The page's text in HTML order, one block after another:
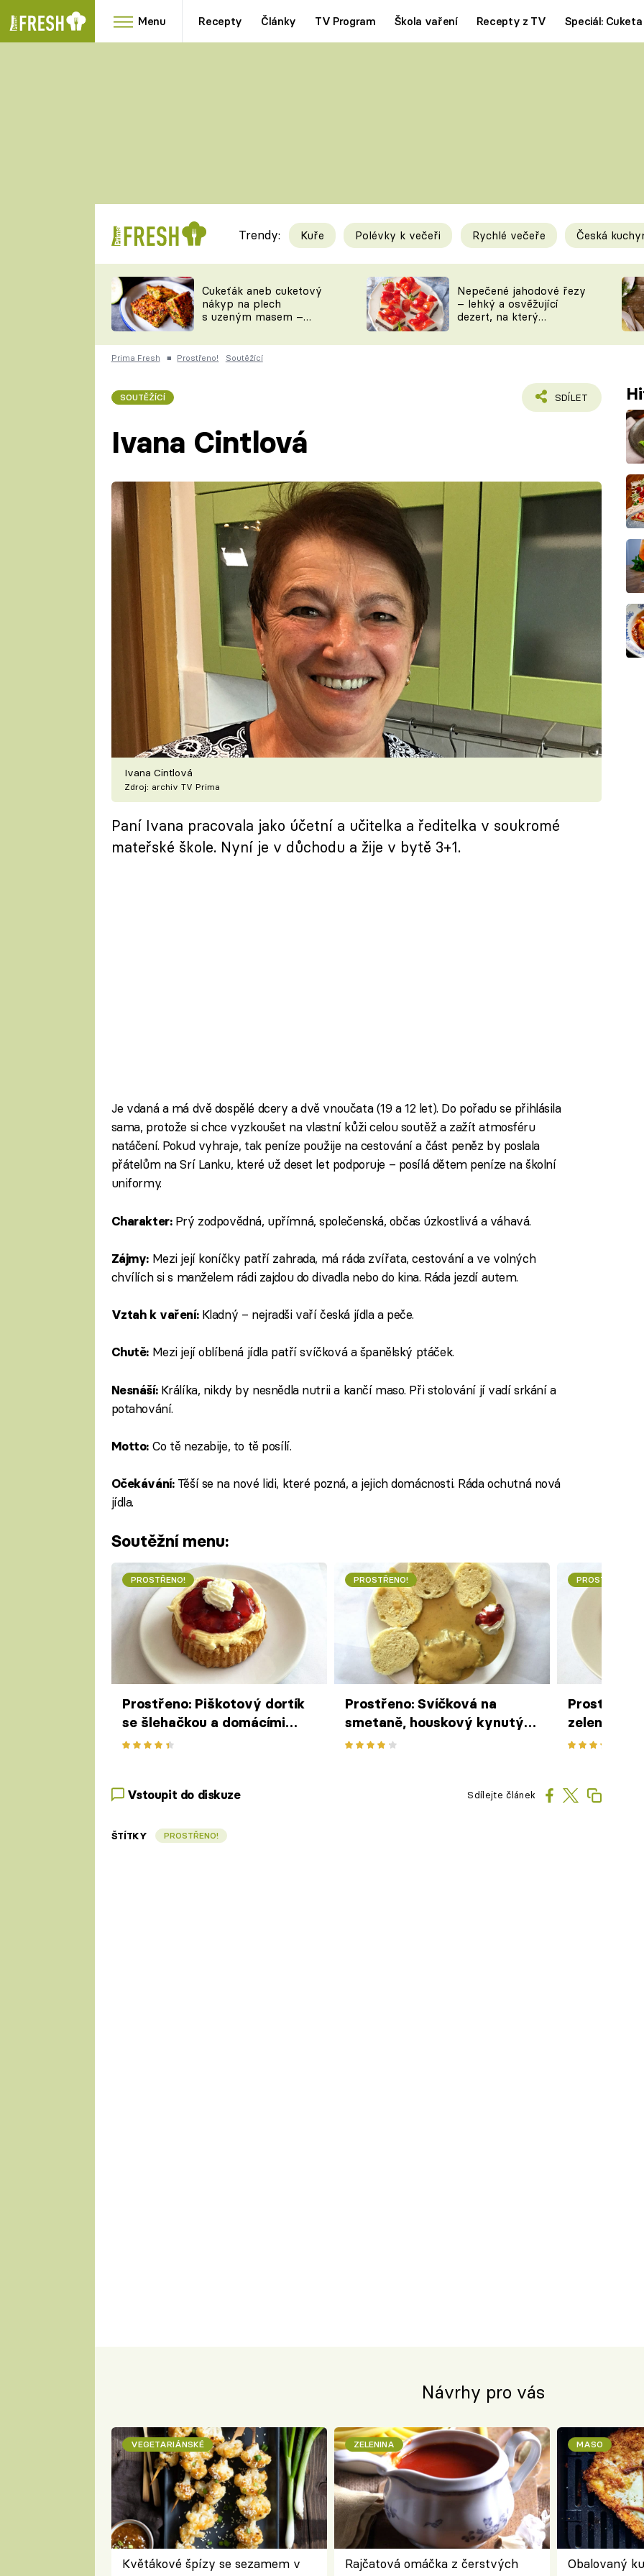
Menu Recepty Články TV Program Škola vaření Recepty z TV Speciál: Cuketa
RYCHLOVKY
Videorecepty
TEĎ VAŘÍ ŠÉF!
ČESKO NA TALÍŘI
Tipy a triky
KAM ZA JÍDLEM
VYCHYTÁVKY
ČASOPIS
Trendy: Kuře Polévky k večeři Rychlé večeře Česká
Cukeťák aneb cuketový
nákyp na plech
s uzeným masem –
zpracovat přerostlé
cukety
Nepečené jahodové řezy
– lehký a osvěžující
dezert, na který
Prima Fresh ■ Prostřeno! Soutěžící
SOUTĚŽÍCÍ SDÍLET
Ivana Cintlová
Ivana Cintlová
Zdroj: archiv TV Prima
Paní Ivana pracovala jako účetní a učitelka a ředitelka v soukromé
mateřské škole. Nyní je v důchodu a žije v bytě 3+1.
Je vdaná a má dvě dospělé dcery a dvě vnoučata (19 a 12 let). Do pořadu se přihlásila
sama, protože si chce vyzkoušet na vlastní kůži celou soutěž a zažít atmosféru
natáčení. Pokud vyhraje, tak peníze použije na cestování a část peněz by poslala
přátelům na Srí Lanku, které už deset let podporuje – posílá dětem peníze na školní
uniformy.
Charakter: Prý zodpovědná, upřímná, společenská, občas úzkostlivá a váhavá.
Zájmy: Mezi její koníčky patří zahrada, má ráda zvířata, cestování a ve volných
chvílích si s manželem rádi zajdou do divadla nebo do kina. Ráda jezdí autem.
Vztah k vaření: Kladný – nejradši vaří česká jídla a peče.
Chutě:Mezi její oblíbená jídla patří svíčková a španělský ptáček.
Nesnáší: Králíka, nikdy by nesnědla nutrii a kančí maso. Při stolování jí vadí srkání a
potahování.
Motto: Co tě nezabije, to tě posílí.
Očekávání: Těší se na nové lidi, které pozná, a jejich domácnosti. Ráda ochutná nová
jídla.
Soutěžní menu:
PROSTŘENO!
Prostřeno: Piškotový dortík
se šlehačkou a domácími
jahodami
PROSTŘENO!
Prostřeno: Svíčková na
smetaně, houskový kynutý
knedlík
PROSTŘENO!
Prostřeno:
zeleninou a
drobením
Vstoupit do diskuze Sdílejte článek
ŠTÍTKY PROSTŘENO!
Návrhy pro vás
VEGETARIÁNSKÉ
Květákové špízy se sezamem v
ZELENINA
Rajčatová omáčka z čerstvých
MASO
Obalovaný